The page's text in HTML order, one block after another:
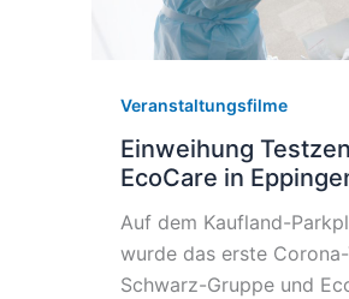
Veranstaltungsfilme
Einweihung
EcoCare in
Auf dem Kaufland-
wurde das erste
Schwarz-Gruppe und